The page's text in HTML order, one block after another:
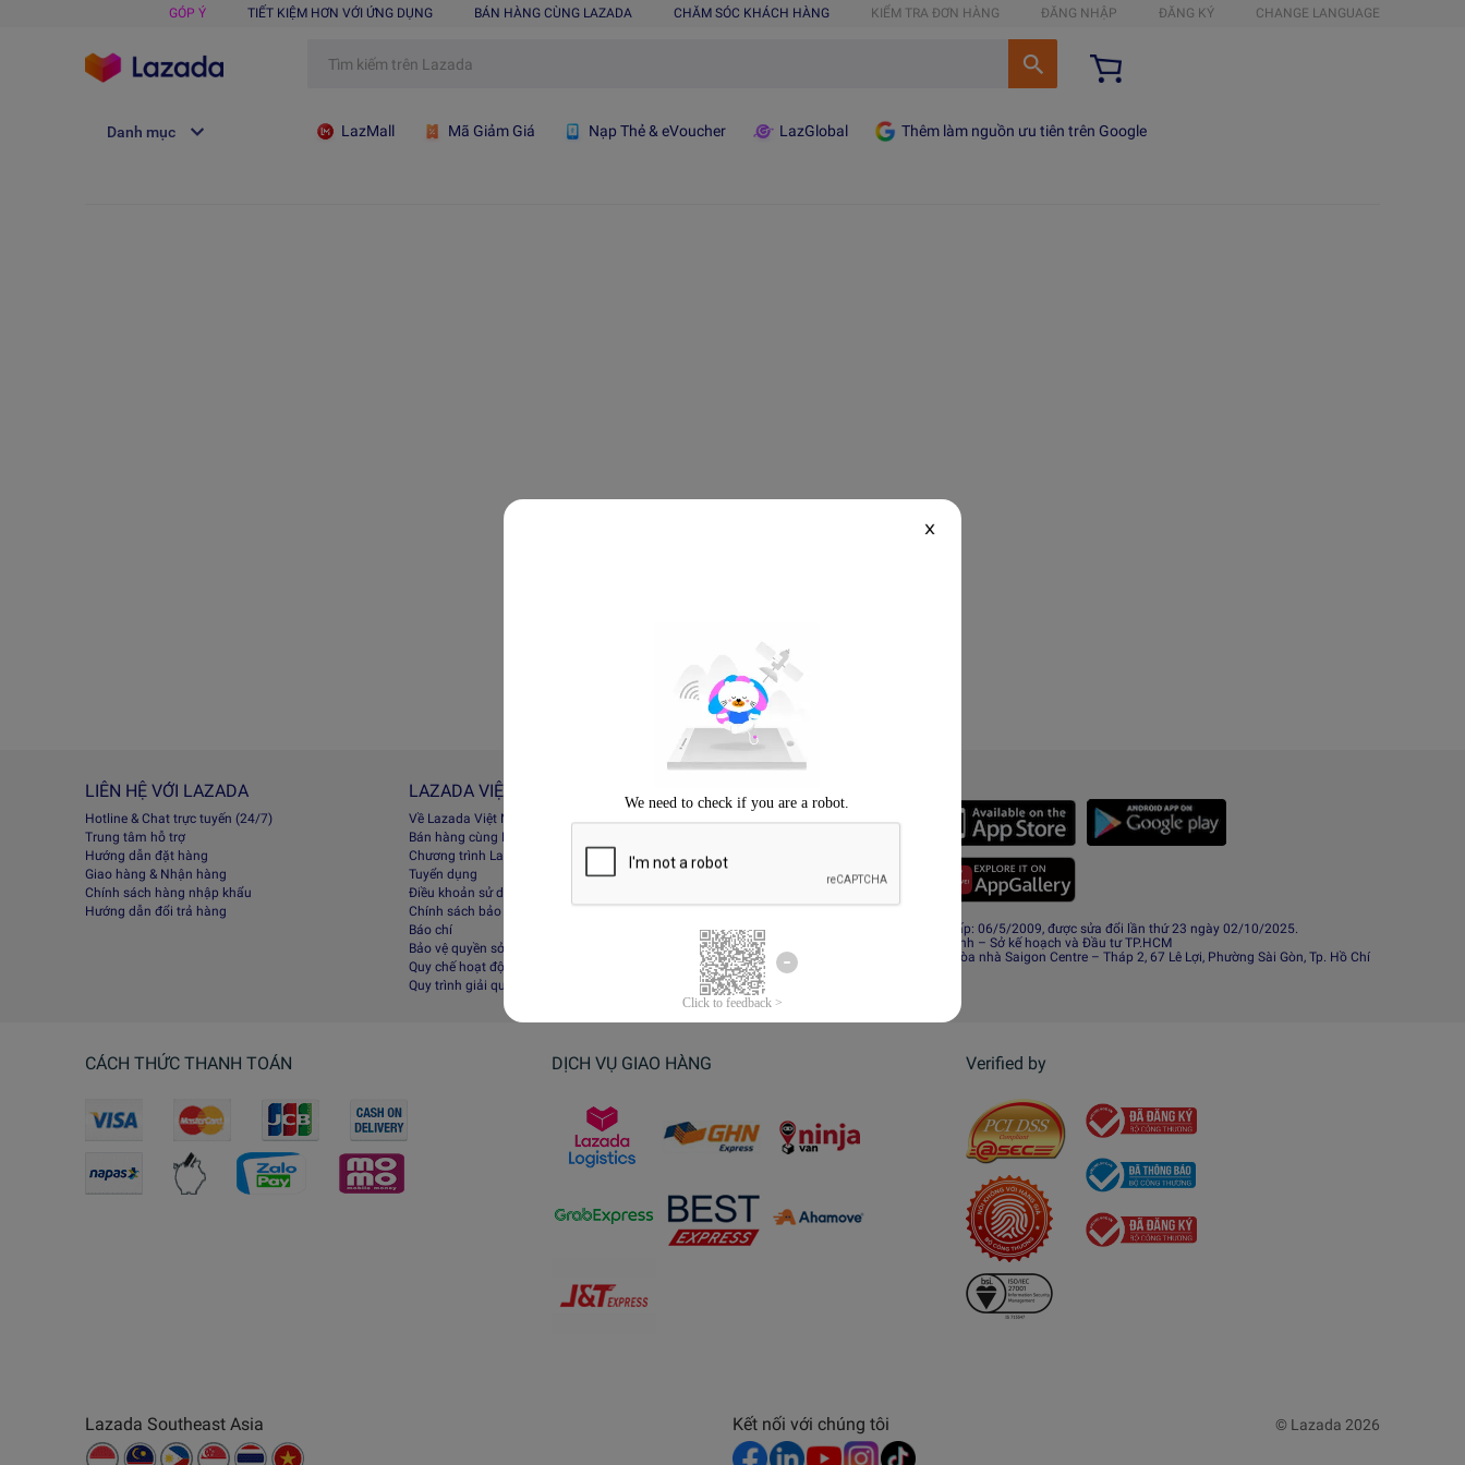
GÓP Ý TIẾT KIỆM HƠN VỚI ỨNG DỤNG BÁN HÀNG CÙNG LAZADA CHĂM SÓC KHÁCH HÀNG KIỂM TRA ĐƠN HÀNG ĐĂNG NHẬP ĐĂNG KÝ CHANGE LANGUAGE
Danh mục LazMall Mã Giảm Giá Nạp Thẻ & eVoucher LazGlobal Thêm làm nguồn ưu tiên trên Google
LIÊN HỆ VỚI LAZADA
Hotline & Chat trực tuyến (24/7)
Trung tâm hỗ trợ
Hướng dẫn đặt hàng
Giao hàng & Nhận hàng
Chính sách hàng nhập khẩu
Hướng dẫn đổi trả hàng
LAZADA VIỆT NAM
Về Lazada Việt Nam
Bán hàng cùng Lazada
Chương trình Lazada Afﬁliate
Tuyển dụng
Điều khoản sử dụng
Chính sách bảo mật
Báo chí
Bảo vệ quyền sở hữu trí tuệ
Quy chế hoạt động sàn Lazada
Quy trình giải quyết tranh chấp, khiếu nại
Always Better
Tải App Lazada
Giấy CNĐKDN: 0308808576 – Ngày cấp: 06/5/2009, được sửa đổi lần thứ 23 ngày 02/10/2025.
Cơ quan cấp: Phòng Đăng ký kinh doanh – Sở kế hoạch và Đầu tư TP.HCM
Địa chỉ đăng ký kinh doanh: Tầng 19, Tòa nhà Saigon Centre – Tháp 2, 67 Lê Lợi, Phường Sài Gòn, Tp. Hồ Chí
Minh, Việt Nam
CÁCH THỨC THANH TOÁN DỊCH VỤ GIAO HÀNG Verified by
Lazada Southeast Asia Kết nối với chúng tôi © Lazada 2026
X